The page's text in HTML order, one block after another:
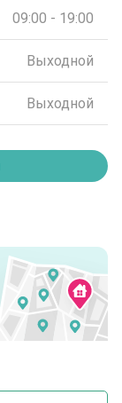
09:00 - 19:00
Выходной
Выходной